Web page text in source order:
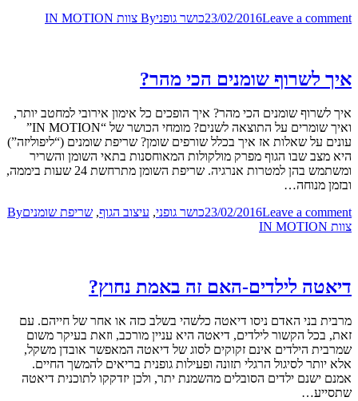
23/02/2016Leave a comment כושר גופניBy צוות IN MOTION
איך לשרוף שומנים הכי מהר?
איך לשרוף שומנים הכי מהר? איך הופכים כל אימון אירובי למחטב יותר,
ואיך שומרים על התוצאה לשנים? מומחי הכושר של “IN MOTION”
עונים על שאלות אז איך בכלל שורפים שומן? שריפת שומנים (“ליפוליזה”)
היא מצב שבו הגוף מפרק מולקולות המאוחסנות בתאי השומן והשריר
ומשתמש בהן למטרות אנרגיה. שריפת השומן מתרחשת 24 שעות ביממה,
ובזמן מנוחה…
23/02/2016Leave a comment כושר גופני, עיצוב הגוף, שריפת שומניםBy
צוות IN MOTION
דיאטה לילדים-האם זה באמת נחוץ?
מרבית בני האדם ניסו דיאטה כלשהי בשלב כזה או אחר של חייהם. עם
זאת, בכל הקשור לילדים, דיאטה היא עניין מורכב, וזאת בעיקר משום
שמרבית הילדים אינם זקוקים לסוג של דיאטה המאפשר אובדן משקל,
אלא יותר לסיגול הרגלי תזונה ופעילות גופנית בריאים להמשך החיים.
אמנם ישנם ילדים הסובלים מהשמנת יתר, ולכן יזדקקו לתוכנית דיאטה
שתסייע…